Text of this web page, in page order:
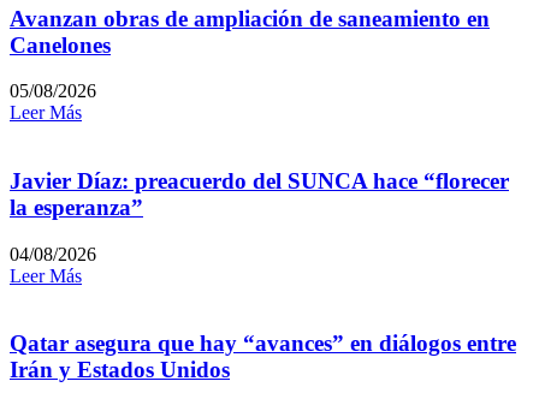
Avanzan obras de ampliación de saneamiento en
Canelones
05/08/2026
Leer Más
Javier Díaz: preacuerdo del SUNCA hace “florecer
la esperanza”
04/08/2026
Leer Más
Qatar asegura que hay “avances” en diálogos entre
Irán y Estados Unidos